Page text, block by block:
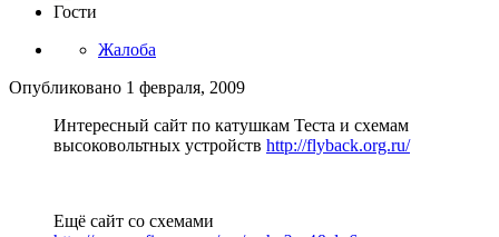
Гости
Жалоба
Опубликовано 1 февраля, 2009
Интересный сайт по катушкам Теста и схемам
высоковольтных устройств http://flyback.org.ru/
Ещё сайт со схемами